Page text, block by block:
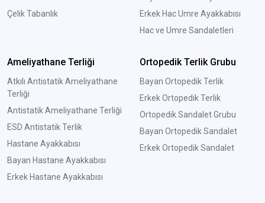
Çelik Tabanlık
Erkek Hac Umre Ayakkabısı
Hac ve Umre Sandaletleri
Ameliyathane Terliği
Atkılı Antistatik Ameliyathane
Terliği
Antistatik Ameliyathane Terliği
ESD Antistatik Terlik
Hastane Ayakkabısı
Bayan Hastane Ayakkabısı
Erkek Hastane Ayakkabısı
Ortopedik Terlik Grubu
Bayan Ortopedik Terlik
Erkek Ortopedik Terlik
Ortopedik Sandalet Grubu
Bayan Ortopedik Sandalet
Erkek Ortopedik Sandalet